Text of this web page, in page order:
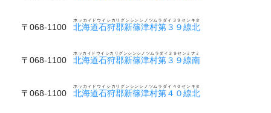
〒068-1100 北海道石狩郡新篠津村第３９線北
ホッカイドウイシカリグンシンシノツムラダイ３９センキタ
〒068-1100 北海道石狩郡新篠津村第３９線南
ホッカイドウイシカリグンシンシノツムラダイ３９センミナミ
〒068-1100 北海道石狩郡新篠津村第４０線北
ホッカイドウイシカリグンシンシノツムラダイ４０センキタ